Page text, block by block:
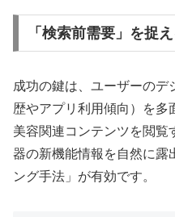
「検索前需要」を捉
成功の鍵は、ユーザーのデ
歴やアプリ利用傾向）を多
美容関連コンテンツを閲覧
器の新機能情報を自然に露
ング手法」が有効です。